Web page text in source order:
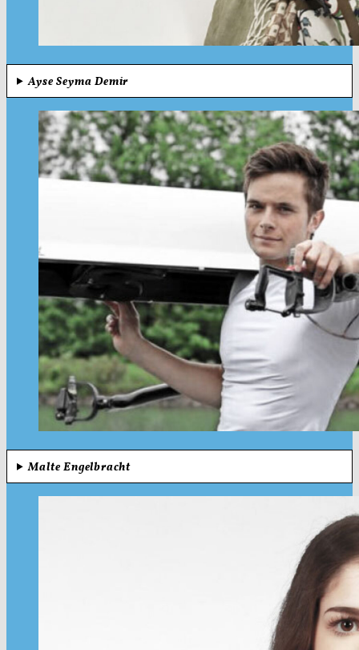
Ayse Seyma Demir
Malte Engelbracht